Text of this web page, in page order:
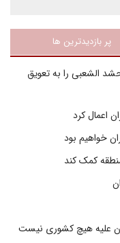
پر بازدیدترین ها
الشعبی را به تعویق
اعمال کرد
خواهیم بود
کمک کند
علیه هیچ کشوری نیست